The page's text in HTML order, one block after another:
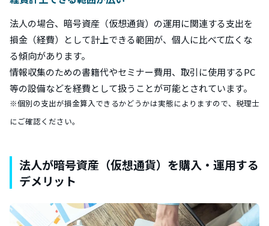
法人の場合、暗号資産（仮想通貨）の運用に関連する支出を
損金（経費）として計上できる範囲が、個人に比べて広くな
る傾向があります。
情報収集のための書籍代やセミナー費用、取引に使用するPC
等の設備などを経費として扱うことが可能とされています。
※個別の支出が損金算入できるかどうかは実態によりますので、税理士
にご確認ください。
法人が暗号資産（仮想通貨）を購入・運用する
デメリット